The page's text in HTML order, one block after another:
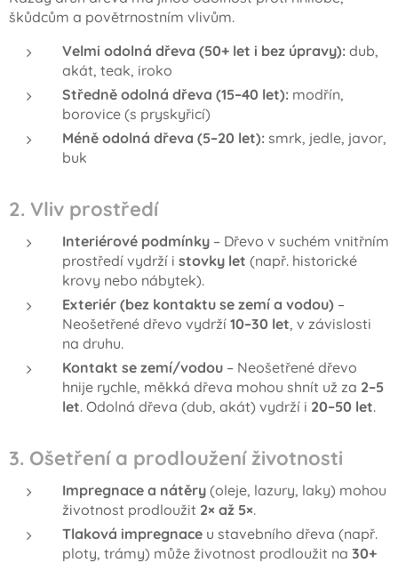
škůdcům a povětrnostním vlivům.
Velmi odolná dřeva (50+ let i bez úpravy): dub,
akát, teak, iroko
Středně odolná dřeva (15–40 let): modřín,
borovice (s pryskyřicí)
Méně odolná dřeva (5–20 let): smrk, jedle, javor,
buk
2. Vliv prostředí
Interiérové podmínky – Dřevo v suchém vnitřním
prostředí vydrží i stovky let (např. historické
krovy nebo nábytek).
Exteriér (bez kontaktu se zemí a vodou) –
Neošetřené dřevo vydrží 10–30 let, v závislosti
na druhu.
Kontakt se zemí/vodou – Neošetřené dřevo
hnije rychle, měkká dřeva mohou shnít už za 2–5
let. Odolná dřeva (dub, akát) vydrží i 20–50 let.
3. Ošetření a prodloužení životnosti
Impregnace a nátěry (oleje, lazury, laky) mohou
životnost prodloužit 2× až 5×.
Tlaková impregnace u stavebního dřeva (např.
ploty, trámy) může životnost prodloužit na 30+